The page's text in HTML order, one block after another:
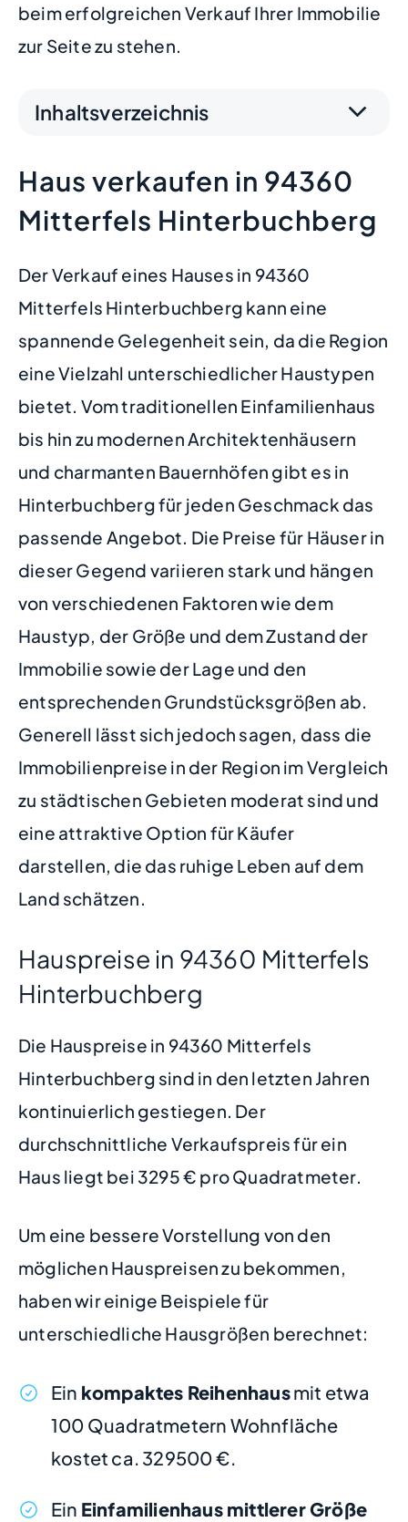
beim erfolgreichen Verkauf Ihrer Immobilie
zur Seite zu stehen.
Inhaltsverzeichnis
Haus verkaufen in 94360
Mitterfels Hinterbuchberg
Der Verkauf eines Hauses in 94360
Mitterfels Hinterbuchberg kann eine
spannende Gelegenheit sein, da die Region
eine Vielzahl unterschiedlicher Haustypen
bietet. Vom traditionellen Einfamilienhaus
bis hin zu modernen Architektenhäusern
und charmanten Bauernhöfen gibt es in
Hinterbuchberg für jeden Geschmack das
passende Angebot. Die Preise für Häuser in
dieser Gegend variieren stark und hängen
von verschiedenen Faktoren wie dem
Haustyp, der Größe und dem Zustand der
Immobilie sowie der Lage und den
entsprechenden Grundstücksgrößen ab.
Generell lässt sich jedoch sagen, dass die
Immobilienpreise in der Region im Vergleich
zu städtischen Gebieten moderat sind und
eine attraktive Option für Käufer
darstellen, die das ruhige Leben auf dem
Land schätzen.
Hauspreise in 94360 Mitterfels
Hinterbuchberg
Die Hauspreise in 94360 Mitterfels
Hinterbuchberg sind in den letzten Jahren
kontinuierlich gestiegen. Der
durchschnittliche Verkaufspreis für ein
Haus liegt bei 3295 € pro Quadratmeter.
Um eine bessere Vorstellung von den
möglichen Hauspreisen zu bekommen,
haben wir einige Beispiele für
unterschiedliche Hausgrößen berechnet:
Ein kompaktes Reihenhausmit etwa
100 Quadratmetern Wohnfläche
kostet ca. 329500 €.
Ein Einfamilienhaus mittlerer Größe